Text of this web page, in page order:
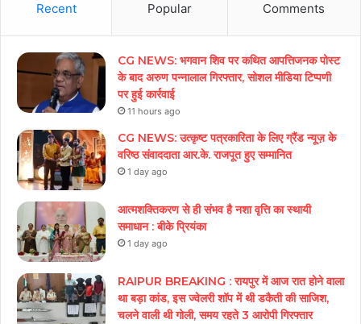
Recent Popular Comments
CG NEWS: भगवान शिव पर कथित आपत्तिजनक पोस्ट
के बाद अरुण पन्नालाल गिरफ्तार, सोशल मीडिया टिप्पणी
पर हुई कार्रवाई
11 hours ago
CG NEWS: उत्कृष्ट पत्रकारिता के लिए ग्रैंड न्यूज़ के
वरिष्ठ संवाददाता आर.के. राजपूत हुए सम्मानित
1 day ago
आत्मशक्तिकरण से ही संभव है नशा वृत्ति का स्थायी
समाधान : बीके प्रियंका
1 day ago
RAIPUR BREAKING : रायपुर में आज रात होने वाला
था बड़ा कांड, इस ज्वेलरी शॉप में थी डकैती की साजिश,
चलने वाली थी गोली, समय रहते 3 आरोपी गिरफ्तार